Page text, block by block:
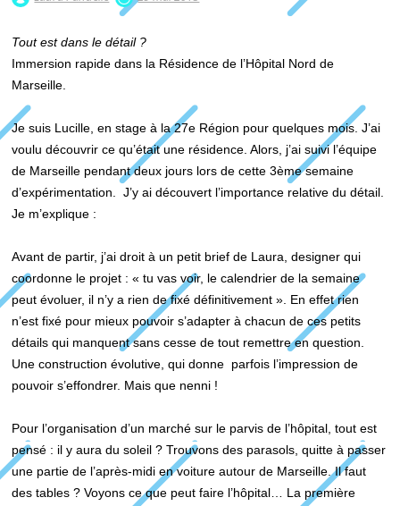
Tout est dans le détail ?
Immersion rapide dans la Résidence de l’Hôpital Nord de
Marseille.
Je suis Lucille, en stage à la 27e Région pour quelques mois. J’ai
voulu découvrir ce qu’était une résidence. Alors, j’ai suivi l’équipe
de Marseille pendant deux jours lors de cette 3ème semaine
d’expérimentation. J’y ai découvert l’importance relative du détail.
Je m’explique :
Avant de partir, j’ai droit à un petit brief de Laura, designer qui
coordonne le projet : « tu vas voir, le calendrier de la semaine
peut évoluer, il n’y a rien de fixé définitivement ». En effet rien
n’est fixé pour mieux pouvoir s’adapter à chacun de ces petits
détails qui manquent sans cesse de tout remettre en question.
Une construction évolutive, qui donne parfois l’impression de
pouvoir s’effondrer. Mais que nenni !
Pour l’organisation d’un marché sur le parvis de l’hôpital, tout est
pensé : il y aura du soleil ? Trouvons des parasols, quitte à passer
une partie de l’après-midi en voiture autour de Marseille. Il faut
des tables ? Voyons ce que peut faire l’hôpital… La première